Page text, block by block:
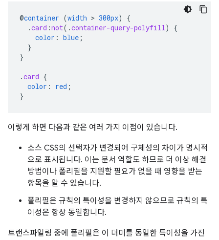
@container (width > 300px)
{
.card :not( .container-query-polyfill )
{
color : blue ;
}
}
.card {
color : red ;
}
이렇게 하면 다음과 같은 여러 가지 이점이 있습니다.
소스 CSS의 선택자가 변경되어 구체성의 차이가 명시적
으로 표시됩니다. 이는 문서 역할도 하므로 더 이상 해결
방법이나 폴리필을 지원할 필요가 없을 때 영향을 받는
항목을 알 수 있습니다.
폴리필은 규칙의 특이성을 변경하지 않으므로 규칙의 특
이성은 항상 동일합니다.
트랜스파일링 중에 폴리필은 이 더미를 동일한 특이성을 가진